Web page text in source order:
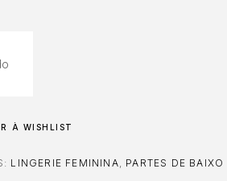
À WISHLIST
LINGERIE FEMININA, PARTES DE BAIXO